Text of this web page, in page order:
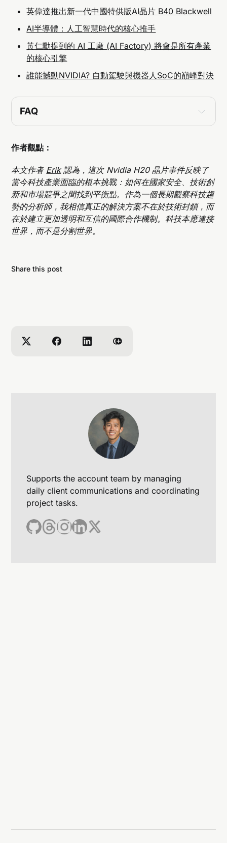
英偉達推出新一代中國特供版AI晶片 B40 Blackwell
AI半導體：人工智慧時代的核心推手
黃仁勳提到的 AI 工廠 (AI Factory) 將會是所有產業
的核心引擎
誰能撼動NVIDIA? 自動駕駛與機器人SoC的巔峰對決
FAQ
為什麼中國禁止騰訊和字節跳動採購 Nvidia H20 晶
Nvidia H20 晶片與頂尖 AI 晶片有什麼不同？
全球供應鏈可能進一步分化，政治與科技競爭加
作者觀點：
本文作者 Erik認為，這次 Nvidia H20 晶片事件反映了
當今科技產業面臨的根本挑戰：如何在國家安全、技術創
新和市場競爭之間找到平衡點。作為一個長期觀察科技趨
勢的分析師，我相信真正的解決方案不在於技術封鎖，而
在於建立更加透明和互信的國際合作機制。科技本應連接
世界，而不是分割世界。
Share this post
Supports the account team by managing
daily client communications and coordinating
project tasks.